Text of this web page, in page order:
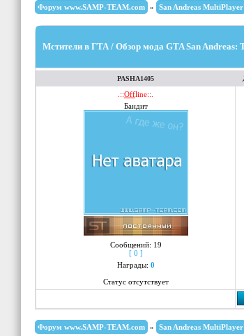
Форум www.SAMP-TEAM.com » San Andreas MultiPlayer
Мстители в ГТА / Обзор мода GTA San Andreas:
PASHA1405
.::Offline::.
Бандит
Сообщений: 19
[ 0 ]
Награды: 0
Статус отсутствует
Форум www.SAMP-TEAM.com » San Andreas MultiPlayer